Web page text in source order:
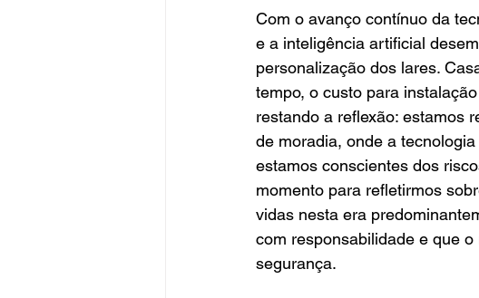
Com o avanço contínuo da
e a inteligência artificial
personalização dos lares.
tempo, o custo para
restando a reflexão: estamos
de moradia, onde a
estamos conscientes dos
momento para refletirmos
vidas nesta era
com responsabilidade e que
segurança.